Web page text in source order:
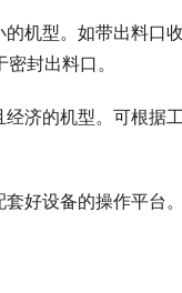
机型。如带出料口
封出料口。
济的机型。可根据
好设备的操作平台。